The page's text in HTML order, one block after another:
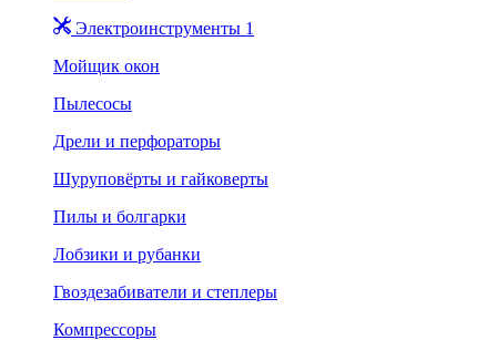
Электроинструменты 1
Мойщик окон
Пылесосы
Дрели и перфораторы
Шуруповёрты и гайковерты
Пилы и болгарки
Лобзики и рубанки
Гвоздезабиватели и степлеры
Компрессоры